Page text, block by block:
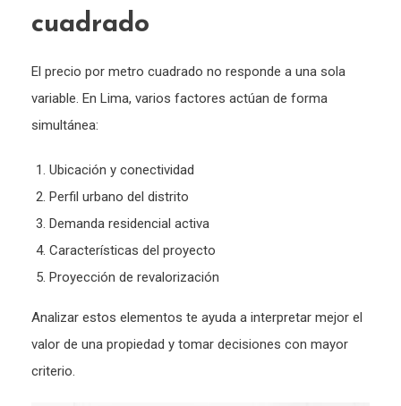
cuadrado
El precio por metro cuadrado no responde a una sola
variable. En Lima, varios factores actúan de forma
simultánea:
Ubicación y conectividad
Perfil urbano del distrito
Demanda residencial activa
Características del proyecto
Proyección de revalorización
Analizar estos elementos te ayuda a interpretar mejor el
valor de una propiedad y tomar decisiones con mayor
criterio.